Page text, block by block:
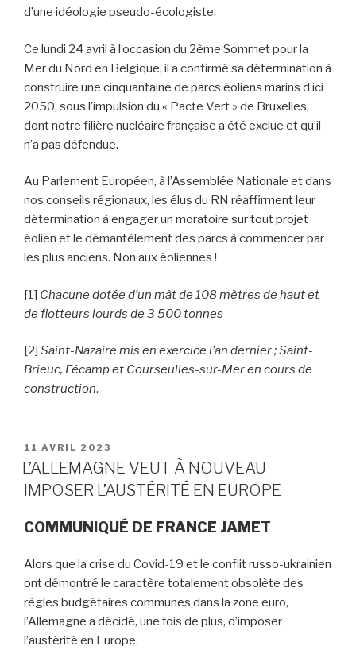
d’une idéologie pseudo-écologiste.
Ce lundi 24 avril à l’occasion du 2ème Sommet pour la
Mer du Nord en Belgique, il a confirmé sa détermination à
construire une cinquantaine de parcs éoliens marins d’ici
2050, sous l’impulsion du « Pacte Vert » de Bruxelles,
dont notre filière nucléaire française a été exclue et qu’il
n’a pas défendue.
Au Parlement Européen, à l’Assemblée Nationale et dans
nos conseils régionaux, les élus du RN réaffirment leur
détermination à engager un moratoire sur tout projet
éolien et le démantèlement des parcs à commencer par
les plus anciens. Non aux éoliennes !
[1] Chacune dotée d’un mât de 108 mètres de haut et
de flotteurs lourds de 3 500 tonnes
[2] Saint-Nazaire mis en exercice l’an dernier ; Saint-
Brieuc, Fécamp et Courseulles-sur-Mer en cours de
construction.
PUBLIÉ
LE
11 AVRIL 2023
L’ALLEMAGNE VEUT À NOUVEAU
IMPOSER L’AUSTÉRITÉ EN EUROPE
COMMUNIQUÉ DE FRANCE JAMET
Alors que la crise du Covid-19 et le conflit russo-ukrainien
ont démontré le caractère totalement obsolète des
règles budgétaires communes dans la zone euro,
l’Allemagne a décidé, une fois de plus, d’imposer
l’austérité en Europe.